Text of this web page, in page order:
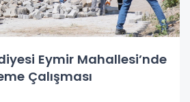
Eymir Mahallesi’nde
Çalışması